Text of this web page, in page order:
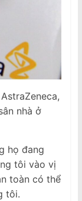
nhà ở
họ đang
tôi vào vị
toàn có thể
tôi.